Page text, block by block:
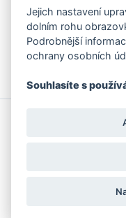
ankety,
Více
Jejich nastavení
dolním rohu
Podrobnější
ochrany osobních
Souhlasíte s